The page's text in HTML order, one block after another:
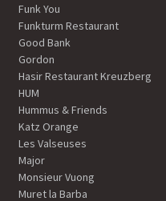
Funk You
Funkturm Restaurant
Good Bank
Gordon
Hasir Restaurant Kreuzberg
HUM
Hummus & Friends
Katz Orange
Les Valseuses
Major
Monsieur Vuong
Muret la Barba